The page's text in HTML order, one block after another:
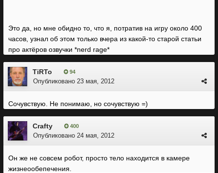
Это да, но мне обидно то, что я, потратив на игру около 400
часов, узнал об этом только вчера из какой-то старой статьи
про актёров озвучки *nerd rage*
TiRTo 94
Опубликовано 23 мая, 2012
Сочувствую. Не понимаю, но сочувствую =)
Crafty 400
Опубликовано 24 мая, 2012
Он же не совсем робот, просто тело находится в камере
жизнеообепечения.